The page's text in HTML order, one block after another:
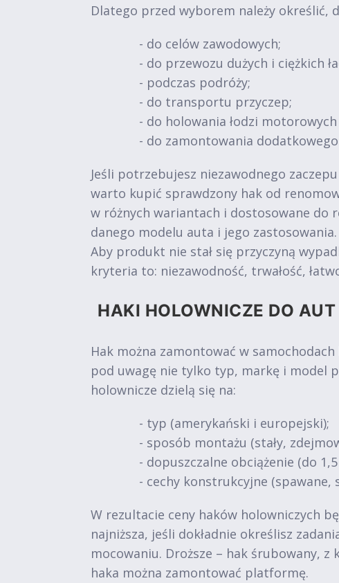
Dlatego przed wyborem należy określić,
- do celów zawodowych;
- do przewozu dużych i ciężkich
- podczas podróży;
- do transportu przyczep;
- do holowania łodzi
- do zamontowania
Jeśli potrzebujesz niezawodnego
warto kupić sprawdzony hak od
w różnych wariantach i dostosowane do
danego modelu auta i jego zastosowania.
Aby produkt nie stał się przyczyną
kryteria to: niezawodność, trwałość,
HAKI HOLOWNICZE DO
Hak można zamontować w
pod uwagę nie tylko typ, markę i model
holownicze dzielą się na:
- typ (amerykański i europejski);
- sposób montażu (stały,
- dopuszczalne obciążenie (do
- cechy konstrukcyjne (spawane,
W rezultacie ceny haków holowniczych
najniższa, jeśli dokładnie określisz
mocowaniu. Droższe – hak śrubowany,
haka można zamontować platformę.